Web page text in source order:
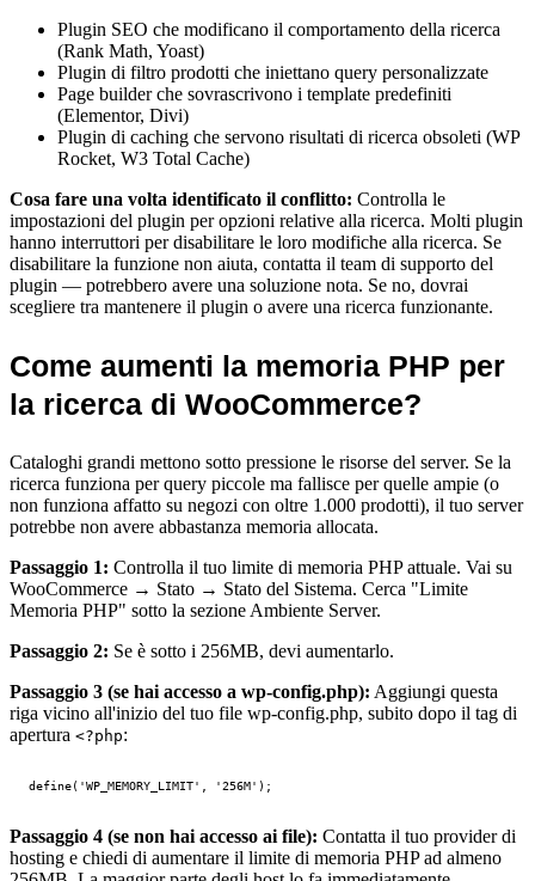
Plugin SEO che modificano il comportamento della ricerca
(Rank Math, Yoast)
Plugin di filtro prodotti che iniettano query personalizzate
Page builder che sovrascrivono i template predefiniti
(Elementor, Divi)
Plugin di caching che servono risultati di ricerca obsoleti (WP
Rocket, W3 Total Cache)
Cosa fare una volta identificato il conflitto: Controlla le
impostazioni del plugin per opzioni relative alla ricerca. Molti plugin
hanno interruttori per disabilitare le loro modifiche alla ricerca. Se
disabilitare la funzione non aiuta, contatta il team di supporto del
plugin — potrebbero avere una soluzione nota. Se no, dovrai
scegliere tra mantenere il plugin o avere una ricerca funzionante.
Come aumenti la memoria PHP per
la ricerca di WooCommerce?
Cataloghi grandi mettono sotto pressione le risorse del server. Se la
ricerca funziona per query piccole ma fallisce per quelle ampie (o
non funziona affatto su negozi con oltre 1.000 prodotti), il tuo server
potrebbe non avere abbastanza memoria allocata.
Passaggio 1: Controlla il tuo limite di memoria PHP attuale. Vai su
WooCommerce → Stato → Stato del Sistema. Cerca "Limite
Memoria PHP" sotto la sezione Ambiente Server.
Passaggio 2: Se è sotto i 256MB, devi aumentarlo.
Passaggio 3 (se hai accesso a wp-config.php): Aggiungi questa
riga vicino all'inizio del tuo file wp-config.php, subito dopo il tag di
apertura <?php:
Passaggio 4 (se non hai accesso ai file): Contatta il tuo provider di
hosting e chiedi di aumentare il limite di memoria PHP ad almeno